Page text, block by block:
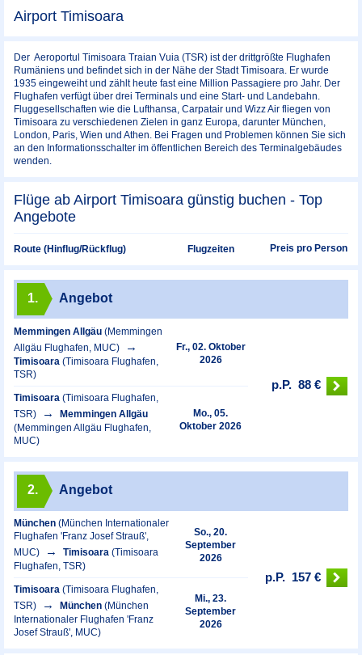
Airport Timisoara
Der Aeroportul Timisoara Traian Vuia (TSR) ist der drittgrößte Flughafen
Rumäniens und befindet sich in der Nähe der Stadt Timisoara. Er wurde
1935 eingeweiht und zählt heute fast eine Million Passagiere pro Jahr. Der
Flughafen verfügt über drei Terminals und eine Start- und Landebahn.
Fluggesellschaften wie die Lufthansa, Carpatair und Wizz Air fliegen von
Timisoara zu verschiedenen Zielen in ganz Europa, darunter München,
London, Paris, Wien und Athen. Bei Fragen und Problemen können Sie sich
an den Informationsschalter im öffentlichen Bereich des Terminalgebäudes
wenden.
Flüge ab Airport Timisoara günstig buchen - Top
Angebote
Route (Hinflug/Rückflug) Flugzeiten Preis pro Person
1. Angebot
Memmingen Allgäu (Memmingen
Allgäu Flughafen, MUC)
Timisoara (Timisoara Flughafen,
TSR)
Fr., 02. Oktober
2026
Timisoara (Timisoara Flughafen,
TSR)
Memmingen Allgäu
(Memmingen Allgäu Flughafen,
MUC)
Mo., 05.
Oktober 2026
p.P. 88 €
2. Angebot
München (München Internationaler
Flughafen 'Franz Josef Strauß',
MUC)
Timisoara (Timisoara
Flughafen, TSR)
So., 20.
September
2026
Timisoara (Timisoara Flughafen,
TSR)
München (München
Internationaler Flughafen 'Franz
Josef Strauß', MUC)
Mi., 23.
September
2026
p.P. 157 €